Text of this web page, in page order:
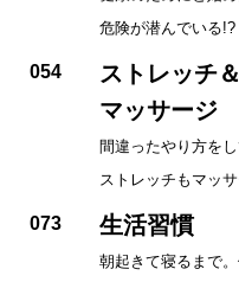
危険が潜んでいる!?
054
ストレッチ＆
マッサージ
間違ったやり方をし
ストレッチもマッ
073 生活習慣
朝起きて寝るまで